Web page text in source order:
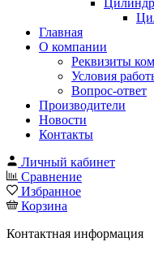
Главная
О компании
Реквизиты
Условия
Вопрос-ответ
Производители
Новости
Контакты
Личный кабинет
Сравнение
Избранное
Корзина
Контактная информация